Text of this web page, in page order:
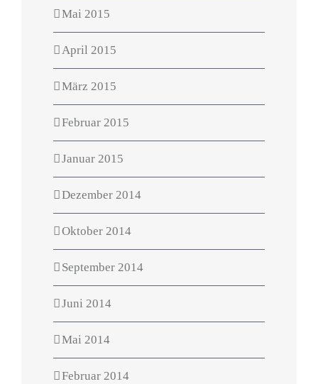
Mai 2015
April 2015
März 2015
Februar 2015
Januar 2015
Dezember 2014
Oktober 2014
September 2014
Juni 2014
Mai 2014
Februar 2014